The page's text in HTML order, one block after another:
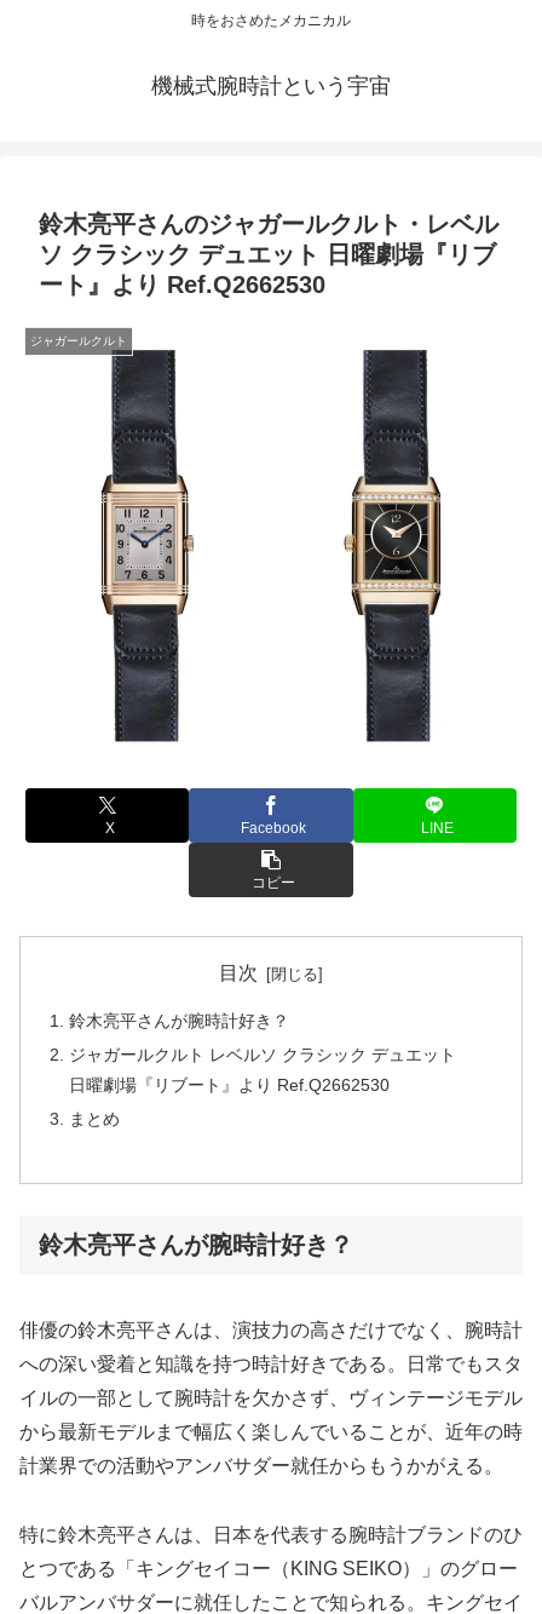
時をおさめたメカニカル
機械式腕時計という宇宙
鈴木亮平さんのジャガールクルト・レベル
ソ クラシック デュエット 日曜劇場『リブ
ート』より Ref.Q2662530
ジャガールクルト
X Facebook LINE
コピー
目次
鈴木亮平さんが腕時計好き？
ジャガールクルト レベルソ クラシック デュエット
日曜劇場『リブート』より Ref.Q2662530
まとめ
鈴木亮平さんが腕時計好き？
俳優の鈴木亮平さんは、演技力の高さだけでなく、腕時計
への深い愛着と知識を持つ時計好きである。日常でもスタ
イルの一部として腕時計を欠かさず、ヴィンテージモデル
から最新モデルまで幅広く楽しんでいることが、近年の時
計業界での活動やアンバサダー就任からもうかがえる。
特に鈴木亮平さんは、日本を代表する腕時計ブランドのひ
とつである「キングセイコー（KING SEIKO）」のグロー
バルアンバサダーに就任したことで知られる。キングセイ